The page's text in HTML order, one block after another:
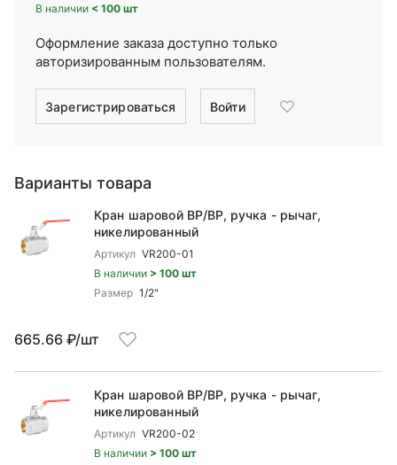
В наличии < 100 шт
Оформление заказа доступно только
авторизированным пользователям.
Зарегистрироваться Войти
Варианты товара
Кран шаровой ВP/ВР, ручка - рычаг,
никелированный
Артикул VR200-01
В наличии > 100 шт
Размер 1/2"
665.66 ₽/шт
Кран шаровой ВP/ВР, ручка - рычаг,
никелированный
Артикул VR200-02
В наличии > 100 шт